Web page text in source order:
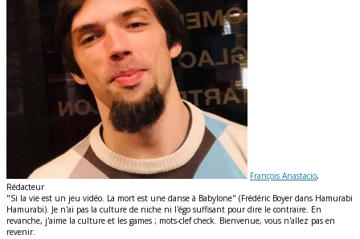
François Anastacio,
Rédacteur
"Si la vie est un jeu vidéo. La mort est une danse à Babylone" (Frédéric Boyer dans Hamurabi
Hamurabi). Je n'ai pas la culture de niche ni l'égo suffisant pour dire le contraire. En
revanche, j'aime la culture et les games ; mots-clef check. Bienvenue, vous n'allez pas en
revenir.